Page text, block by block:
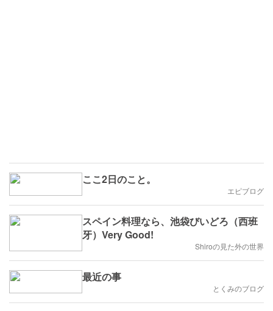
ここ2日のこと。
エピブログ
スペイン料理なら、池袋びいどろ（西班
牙）Very Good!
Shiroの見た外の世界
最近の事
とくみのブログ